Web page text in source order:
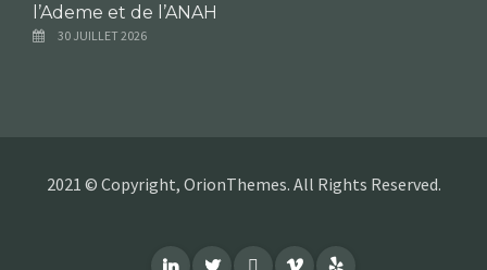
l’Ademe et de l’ANAH
30 JUILLET 2026
2021 © Copyright, OrionThemes. All Rights Reserved.